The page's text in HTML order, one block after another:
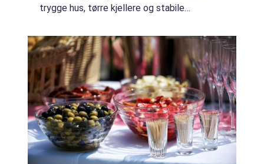
trygge hus, tørre kjellere og stabile
holder konstruksjo...